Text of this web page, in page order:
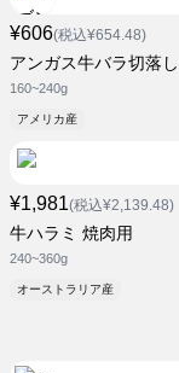
¥606(税込¥654.48)
アンガス牛バラ切落し
160~240g
アメリカ産
¥1,981(税込¥2,139.48)
牛ハラミ 焼肉用
240~360g
オーストラリア産